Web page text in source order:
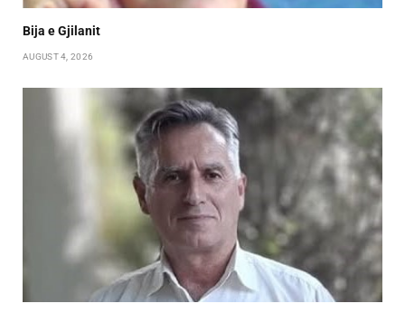
Bija e Gjilanit
AUGUST 4, 2026